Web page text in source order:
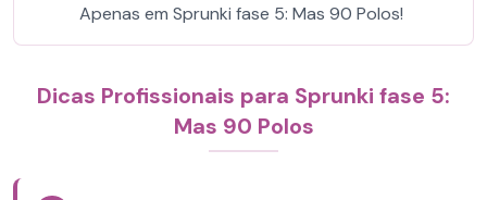
Apenas em Sprunki fase 5: Mas 90 Polos!
Dicas Profissionais para Sprunki fase 5:
Mas 90 Polos